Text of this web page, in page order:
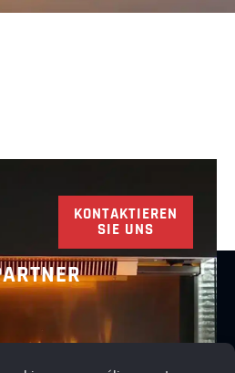
KONTAKTIEREN
SIE UNS